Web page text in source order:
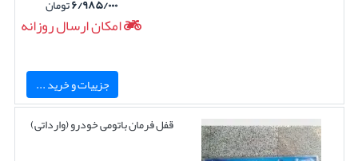
۶/۹۸۵/۰۰۰تومان
امکان ارسال روزانه
جزییات و خرید ...
قفل فرمان باتومی خودرو (وارداتی)